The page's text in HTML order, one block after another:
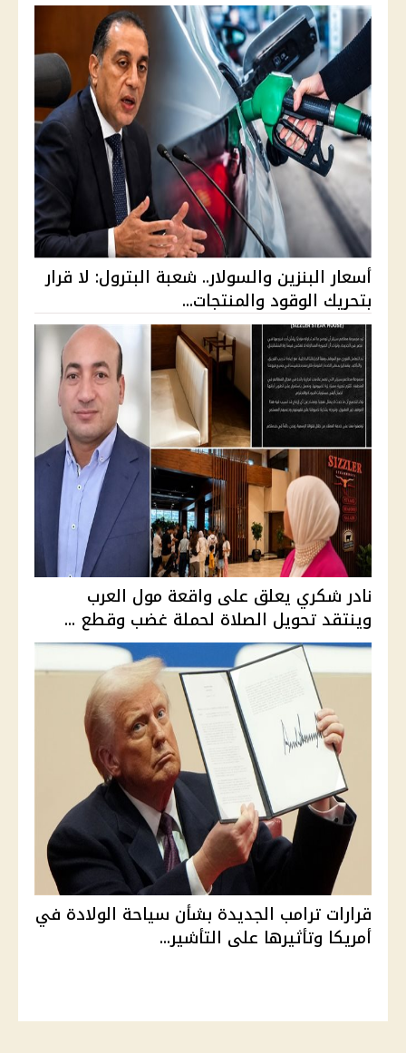
أسعار البنزين والسولار.. شعبة البترول: لا قرار
بتحريك الوقود والمنتجات...
نادر شكري يعلق على واقعة مول العرب
وينتقد تحويل الصلاة لحملة غضب وقطع ...
قرارات ترامب الجديدة بشأن سياحة الولادة في
أمريكا وتأثيرها على التأشير...